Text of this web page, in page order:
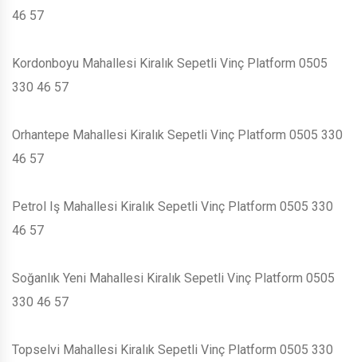
46 57
Kordonboyu Mahallesi Kiralık Sepetli Vinç Platform 0505
330 46 57
Orhantepe Mahallesi Kiralık Sepetli Vinç Platform 0505 330
46 57
Petrol Iş Mahallesi Kiralık Sepetli Vinç Platform 0505 330
46 57
Soğanlık Yeni Mahallesi Kiralık Sepetli Vinç Platform 0505
330 46 57
Topselvi Mahallesi Kiralık Sepetli Vinç Platform 0505 330